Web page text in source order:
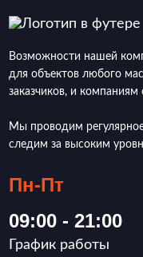
Возможности нашей
для объектов любого
заказчиков, и компаниям
Мы проводим
следим за высоким
Пн-Пт
09:00 - 21:00
График работы